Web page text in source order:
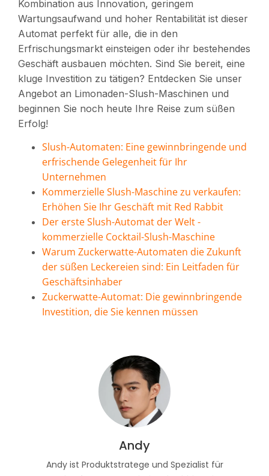
Kombination aus Innovation, geringem
Wartungsaufwand und hoher Rentabilität ist dieser
Automat perfekt für alle, die in den
Erfrischungsmarkt einsteigen oder ihr bestehendes
Geschäft ausbauen möchten. Sind Sie bereit, eine
kluge Investition zu tätigen? Entdecken Sie unser
Angebot an Limonaden-Slush-Maschinen und
beginnen Sie noch heute Ihre Reise zum süßen
Erfolg!
Slush-Automaten: Eine gewinnbringende und
erfrischende Gelegenheit für Ihr
Unternehmen
Kommerzielle Slush-Maschine zu verkaufen:
Erhöhen Sie Ihr Geschäft mit Red Rabbit
Der erste Slush-Automat der Welt -
kommerzielle Cocktail-Slush-Maschine
Warum Zuckerwatte-Automaten die Zukunft
der süßen Leckereien sind: Ein Leitfaden für
Geschäftsinhaber
Zuckerwatte-Automat: Die gewinnbringende
Investition, die Sie kennen müssen
Andy
Andy ist Produktstratege und Spezialist für